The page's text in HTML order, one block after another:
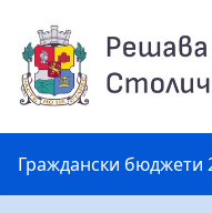
Граждански бюджети